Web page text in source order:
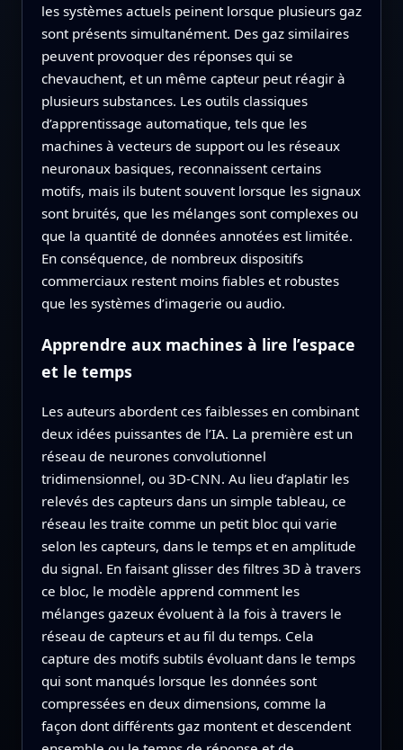
les systèmes actuels peinent lorsque plusieurs gaz
sont présents simultanément. Des gaz similaires
peuvent provoquer des réponses qui se
chevauchent, et un même capteur peut réagir à
plusieurs substances. Les outils classiques
d’apprentissage automatique, tels que les
machines à vecteurs de support ou les réseaux
neuronaux basiques, reconnaissent certains
motifs, mais ils butent souvent lorsque les signaux
sont bruités, que les mélanges sont complexes ou
que la quantité de données annotées est limitée.
En conséquence, de nombreux dispositifs
commerciaux restent moins fiables et robustes
que les systèmes d’imagerie ou audio.
Apprendre aux machines à lire l’espace
et le temps
Les auteurs abordent ces faiblesses en combinant
deux idées puissantes de l’IA. La première est un
réseau de neurones convolutionnel
tridimensionnel, ou 3D‑CNN. Au lieu d’aplatir les
relevés des capteurs dans un simple tableau, ce
réseau les traite comme un petit bloc qui varie
selon les capteurs, dans le temps et en amplitude
du signal. En faisant glisser des filtres 3D à travers
ce bloc, le modèle apprend comment les
mélanges gazeux évoluent à la fois à travers le
réseau de capteurs et au fil du temps. Cela
capture des motifs subtils évoluant dans le temps
qui sont manqués lorsque les données sont
compressées en deux dimensions, comme la
façon dont différents gaz montent et descendent